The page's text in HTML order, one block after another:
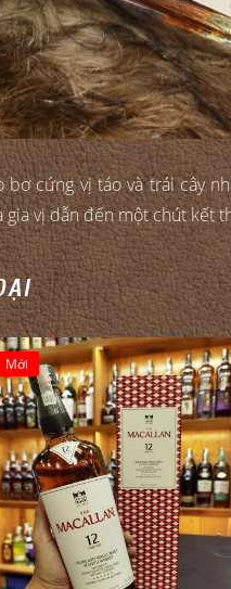
bơ cứng vị táo và trái cây
vị dẫn đến một chút kết
Mới